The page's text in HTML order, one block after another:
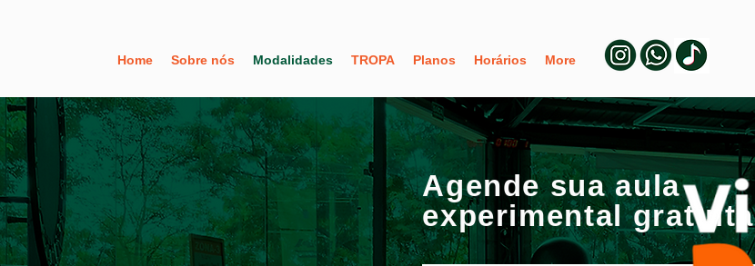
Home Sobre nós Modalidades TROPA Planos Horários More
Agende sua aula
experimental gratuita